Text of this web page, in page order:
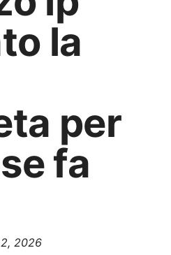
la
per
fa
2026